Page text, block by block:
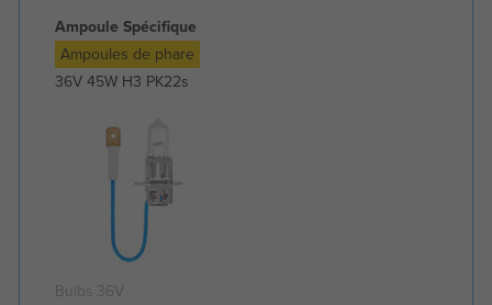
Ampoule Spécifique
Ampoules de phare
36V 45W H3 PK22s
Bulbs 36V